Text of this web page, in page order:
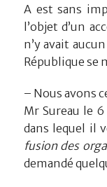
A est sans
l’objet d’un
n’y avait
République se
– Nous avons
Mr Sureau le
dans lequel il
fusion des
demandé